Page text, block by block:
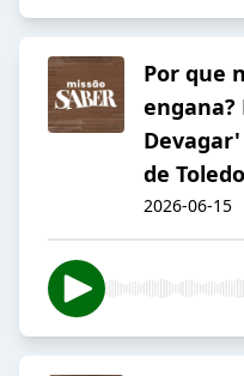
Por que
engana?
de Toledo
2026-06-15